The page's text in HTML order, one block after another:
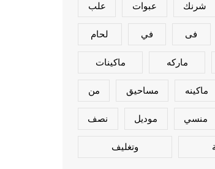
شرنك عبوات علب
فى في لحام
ماركه ماكينات
ماكينه مساحيق من
منسي موديل نصف
وتغليف